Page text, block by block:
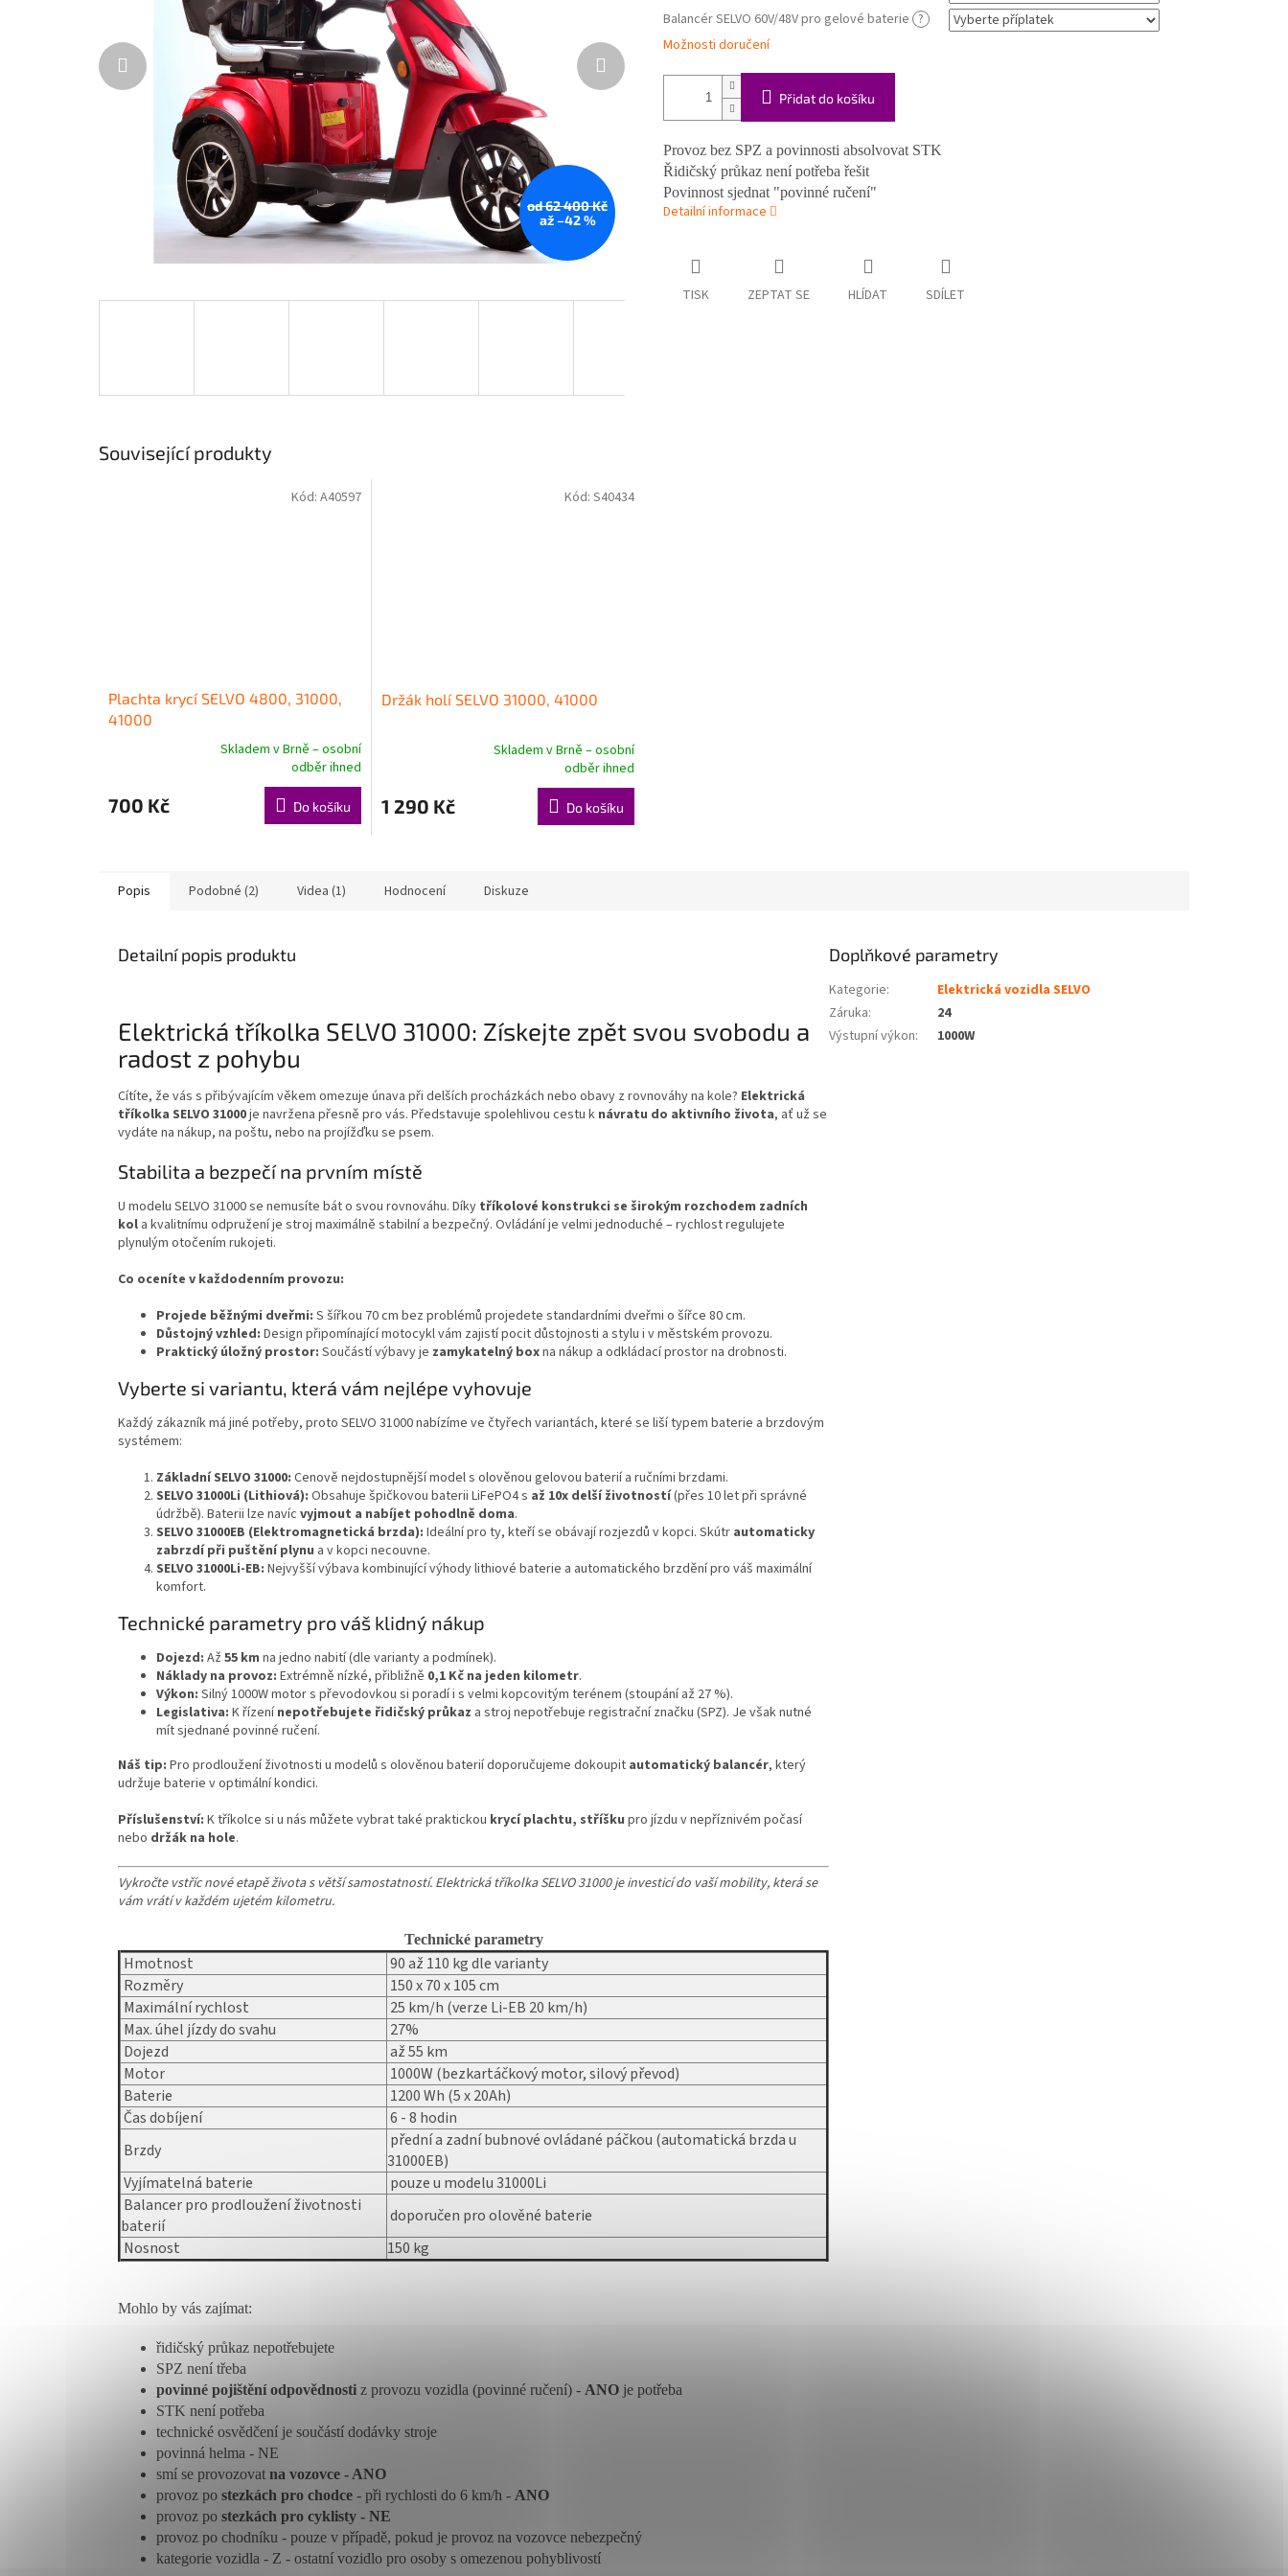
od 62 400 Kč
až –42 %
Balancér SELVO 60V/48V pro gelové baterie ?
Možnosti doručení
Přidat do košíku
Provoz bez SPZ a povinnosti absolvovat STK
Řidičský průkaz není potřeba řešit
Povinnost sjednat "povinné ručení"
Detailní informace
TISK ZEPTAT SE HLÍDAT SDÍLET
Související produkty
Plachta krycí SELVO 4800, 31000,
41000
produktu
je
hvězdiček.
Skladem v Brně – osobní
odběr ihned
700 Kč Do košíku
Kód: A40597
Držák holí SELVO 31000, 41000
produktu
je
hvězdiček.
Skladem v Brně – osobní
odběr ihned
1 290 Kč Do košíku
Kód: S40434
Popis Podobné (2) Videa (1) Hodnocení Diskuze
Detailní popis produktu
Elektrická tříkolka SELVO 31000: Získejte zpět svou svobodu a
radost z pohybu
Cítíte, že vás s přibývajícím věkem omezuje únava při delších procházkách nebo obavy z rovnováhy na kole? Elektrická
tříkolka SELVO 31000je navržena přesně pro vás. Představuje spolehlivou cestu k návratu do aktivního života, ať už se
vydáte na nákup, na poštu, nebo na projížďku se psem.
Stabilita a bezpečí na prvním místě
U modelu SELVO 31000 se nemusíte bát o svou rovnováhu. Díky tříkolové konstrukci se širokým rozchodem zadních
kol a kvalitnímu odpružení je stroj maximálně stabilní a bezpečný. Ovládání je velmi jednoduché – rychlost regulujete
plynulým otočením rukojeti.
Co oceníte v každodenním provozu:
Projede běžnými dveřmi: S šířkou 70 cm bez problémů projedete standardními dveřmi o šířce 80 cm.
Důstojný vzhled: Design připomínající motocykl vám zajistí pocit důstojnosti a stylu i v městském provozu.
Praktický úložný prostor: Součástí výbavy je zamykatelný boxna nákup a odkládací prostor na drobnosti.
Vyberte si variantu, která vám nejlépe vyhovuje
Každý zákazník má jiné potřeby, proto SELVO 31000 nabízíme ve čtyřech variantách, které se liší typem baterie a brzdovým
systémem:
Základní SELVO 31000: Cenově nejdostupnější model s olověnou gelovou baterií a ručními brzdami.
SELVO 31000Li (Lithiová): Obsahuje špičkovou baterii LiFePO4 s až 10x delší životností(přes 10 let při správné
údržbě). Baterii lze navíc vyjmout a nabíjet pohodlně doma.
SELVO 31000EB (Elektromagnetická brzda): Ideální pro ty, kteří se obávají rozjezdů v kopci. Skútr automaticky
zabrzdí při puštění plynu a v kopci necouvne.
SELVO 31000Li-EB: Nejvyšší výbava kombinující výhody lithiové baterie a automatického brzdění pro váš maximální
komfort.
Technické parametry pro váš klidný nákup
Dojezd: Až 55 km na jedno nabití (dle varianty a podmínek).
Náklady na provoz: Extrémně nízké, přibližně 0,1 Kč na jeden kilometr.
Výkon: Silný 1000W motor s převodovkou si poradí i s velmi kopcovitým terénem (stoupání až 27 %).
Legislativa: K řízenínepotřebujete řidičský průkaz a stroj nepotřebuje registrační značku (SPZ). Je však nutné
mít sjednané povinné ručení.
Náš tip: Pro prodloužení životnosti u modelů s olověnou baterií doporučujeme dokoupit automatický balancér, který
udržuje baterie v optimální kondici.
Příslušenství: K tříkolce si u nás můžete vybrat také praktickou krycí plachtu, stříšku pro jízdu v nepříznivém počasí
nebo držák na hole.
Vykročte vstříc nové etapě života s větší samostatností. Elektrická tříkolka SELVO 31000 je investicí do vaší mobility, která se
vám vrátí v každém ujetém kilometru.
Technické parametry
Hmotnost
90 až 110 kg dle varianty
Rozměry
150 x 70 x 105 cm
Maximální rychlost
25 km/h (verze Li-EB 20 km/h)
Max. úhel jízdy do svahu
27%
Dojezd
až 55 km
Motor
1000W (bezkartáčkový motor, silový převod)
Baterie
1200 Wh (5 x 20Ah)
Čas dobíjení
6 - 8 hodin
Brzdy
přední a zadní bubnové ovládané páčkou (automatická brzda u
31000EB)
Vyjímatelná baterie
pouze u modelu 31000Li
Balancer pro prodloužení životnosti
baterií
doporučen pro olověné baterie
Nosnost
150 kg
Mohlo by vás zajímat:
řidičský průkaz nepotřebujete
SPZ není třeba
povinné pojištění odpovědnosti z provozu vozidla (povinné ručení) - ANO je potřeba
STK není potřeba
technické osvědčení je součástí dodávky stroje
povinná helma - NE
smí se provozovat na vozovce - ANO
provoz po stezkách pro chodce - při rychlosti do 6 km/h - ANO
provoz po stezkách pro cyklisty - NE
provoz po chodníku - pouze v případě, pokud je provoz na vozovce nebezpečný
kategorie vozidla - Z - ostatní vozidlo pro osoby s omezenou pohyblivostí
Doplňkové parametry
Kategorie:
Elektrická vozidla SELVO
Záruka:
24
Výstupní výkon: 1000W